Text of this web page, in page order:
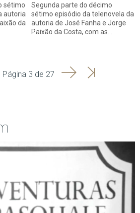
sétimo
autoria
da
Segunda parte do décimo
sétimo episódio da telenovela da
autoria de José Fanha e Jorge
Paixão da Costa, com as…
Página 3 de 27 SeguinteÚltima